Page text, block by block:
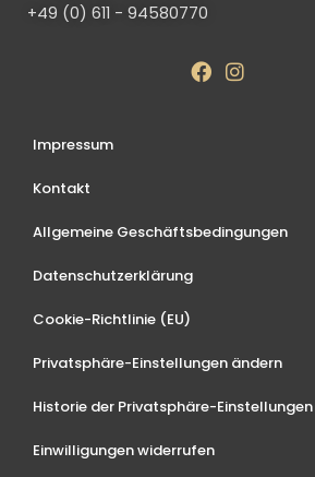
+49 (0) 611 - 94580770
Impressum
Kontakt
Allgemeine Geschäftsbedingungen
Datenschutzerklärung
Cookie-Richtlinie (EU)
Privatsphäre-Einstellungen ändern
Historie der Privatsphäre-Einstellungen
Einwilligungen widerrufen